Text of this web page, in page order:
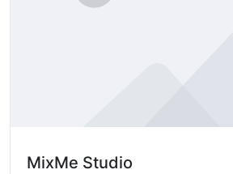
MixMe Studio